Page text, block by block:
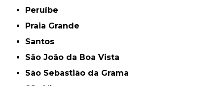
Peruíbe
Praia Grande
Santos
São João da Boa Vista
São Sebastião da Grama